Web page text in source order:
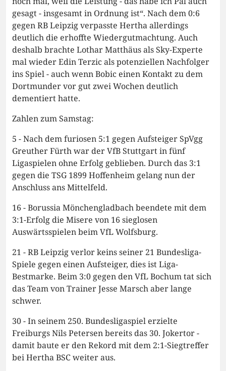
gesagt - insgesamt in Ordnung ist“. Nach dem 0:6
gegen RB Leipzig verpasste Hertha allerdings
deutlich die erhoffte Wiedergutmachtung. Auch
deshalb brachte Lothar Matthäus als Sky-Experte
mal wieder Edin Terzic als potenziellen Nachfolger
ins Spiel - auch wenn Bobic einen Kontakt zu dem
Dortmunder vor gut zwei Wochen deutlich
dementiert hatte.
Zahlen zum Samstag:
5 - Nach dem furiosen 5:1 gegen Aufsteiger SpVgg
Greuther Fürth war der VfB Stuttgart in fünf
Ligaspielen ohne Erfolg geblieben. Durch das 3:1
gegen die TSG 1899 Hoffenheim gelang nun der
Anschluss ans Mittelfeld.
16 - Borussia Mönchengladbach beendete mit dem
3:1-Erfolg die Misere von 16 sieglosen
Auswärtsspielen beim VfL Wolfsburg.
21 - RB Leipzig verlor keins seiner 21 Bundesliga-
Spiele gegen einen Aufsteiger, dies ist Liga-
Bestmarke. Beim 3:0 gegen den VfL Bochum tat sich
das Team von Trainer Jesse Marsch aber lange
schwer.
30 - In seinem 250. Bundesligaspiel erzielte
Freiburgs Nils Petersen bereits das 30. Jokertor -
damit baute er den Rekord mit dem 2:1-Siegtreffer
bei Hertha BSC weiter aus.